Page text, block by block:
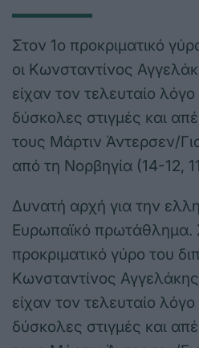
Στον 1ο προκριματικό
οι Κωνσταντίνος
είχαν τον τελευταίο
δύσκολες στιγμές και
τους Μάρτιν Άντερσεν/
από τη Νορβηγία (14-12,
Δυνατή αρχή για την
Ευρωπαϊκό πρωτάθλημα.
προκριματικό γύρο του
Κωνσταντίνος
είχαν τον τελευταίο
δύσκολες στιγμές και